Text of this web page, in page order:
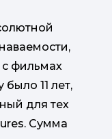
с фильмах
11 лет,
для тех
Сумма